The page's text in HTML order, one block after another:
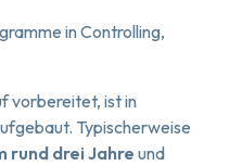
in Controlling,
vorbereitet, ist in
Typischerweise
rund drei Jahre und